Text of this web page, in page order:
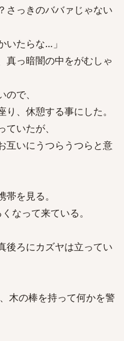
さっきのババァじゃない
いたらな…」
真っ暗闇の中をがむしゃ
で、
、休憩する事にした。
いたが、
互いにうつらうつらと意
を見る。
なって来ている。
後ろにカズヤは立ってい
木の棒を持って何かを警